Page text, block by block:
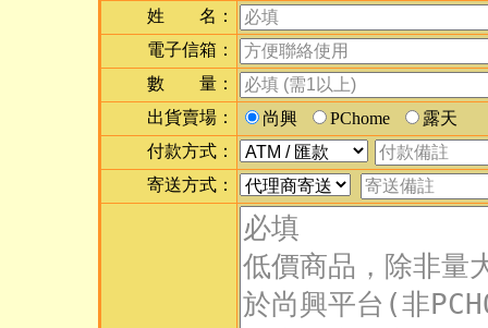
姓 名：
電子信箱：
數 量：
出貨賣場：
尚興 PChome
露天
付款方式：
寄送方式：